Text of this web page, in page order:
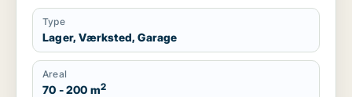
Type
Lager, Værksted, Garage
Areal
70 - 200 m2